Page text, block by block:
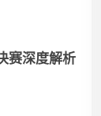
赛深度解析